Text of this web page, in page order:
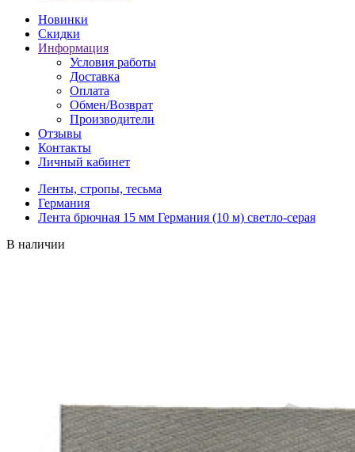
Новинки
Скидки
Информация
Условия работы
Доставка
Оплата
Обмен/Возврат
Производители
Отзывы
Контакты
Личный кабинет
Ленты, стропы, тесьма
Германия
Лента брючная 15 мм Германия (10 м) светло-серая
В наличии